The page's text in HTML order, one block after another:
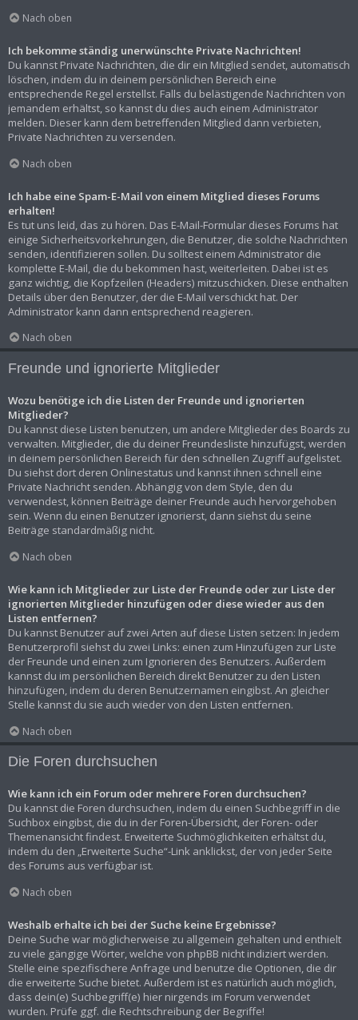
Nach oben
Ich bekomme ständig unerwünschte Private Nachrichten!
Du kannst Private Nachrichten, die dir ein Mitglied sendet, automatisch
löschen, indem du in deinem persönlichen Bereich eine
entsprechende Regel erstellst. Falls du belästigende Nachrichten von
jemandem erhältst, so kannst du dies auch einem Administrator
melden. Dieser kann dem betreffenden Mitglied dann verbieten,
Private Nachrichten zu versenden.
Nach oben
Ich habe eine Spam-E-Mail von einem Mitglied dieses Forums
erhalten!
Es tut uns leid, das zu hören. Das E-Mail-Formular dieses Forums hat
einige Sicherheitsvorkehrungen, die Benutzer, die solche Nachrichten
senden, identifizieren sollen. Du solltest einem Administrator die
komplette E-Mail, die du bekommen hast, weiterleiten. Dabei ist es
ganz wichtig, die Kopfzeilen (Headers) mitzuschicken. Diese enthalten
Details über den Benutzer, der die E-Mail verschickt hat. Der
Administrator kann dann entsprechend reagieren.
Nach oben
Freunde und ignorierte Mitglieder
Wozu benötige ich die Listen der Freunde und ignorierten
Mitglieder?
Du kannst diese Listen benutzen, um andere Mitglieder des Boards zu
verwalten. Mitglieder, die du deiner Freundesliste hinzufügst, werden
in deinem persönlichen Bereich für den schnellen Zugriff aufgelistet.
Du siehst dort deren Onlinestatus und kannst ihnen schnell eine
Private Nachricht senden. Abhängig von dem Style, den du
verwendest, können Beiträge deiner Freunde auch hervorgehoben
sein. Wenn du einen Benutzer ignorierst, dann siehst du seine
Beiträge standardmäßig nicht.
Nach oben
Wie kann ich Mitglieder zur Liste der Freunde oder zur Liste der
ignorierten Mitglieder hinzufügen oder diese wieder aus den
Listen entfernen?
Du kannst Benutzer auf zwei Arten auf diese Listen setzen: In jedem
Benutzerprofil siehst du zwei Links: einen zum Hinzufügen zur Liste
der Freunde und einen zum Ignorieren des Benutzers. Außerdem
kannst du im persönlichen Bereich direkt Benutzer zu den Listen
hinzufügen, indem du deren Benutzernamen eingibst. An gleicher
Stelle kannst du sie auch wieder von den Listen entfernen.
Nach oben
Die Foren durchsuchen
Wie kann ich ein Forum oder mehrere Foren durchsuchen?
Du kannst die Foren durchsuchen, indem du einen Suchbegriff in die
Suchbox eingibst, die du in der Foren-Übersicht, der Foren- oder
Themenansicht findest. Erweiterte Suchmöglichkeiten erhältst du,
indem du den „Erweiterte Suche“-Link anklickst, der von jeder Seite
des Forums aus verfügbar ist.
Nach oben
Weshalb erhalte ich bei der Suche keine Ergebnisse?
Deine Suche war möglicherweise zu allgemein gehalten und enthielt
zu viele gängige Wörter, welche von phpBB nicht indiziert werden.
Stelle eine spezifischere Anfrage und benutze die Optionen, die dir
die erweiterte Suche bietet. Außerdem ist es natürlich auch möglich,
dass dein(e) Suchbegriff(e) hier nirgends im Forum verwendet
wurden. Prüfe ggf. die Rechtschreibung der Begriffe!